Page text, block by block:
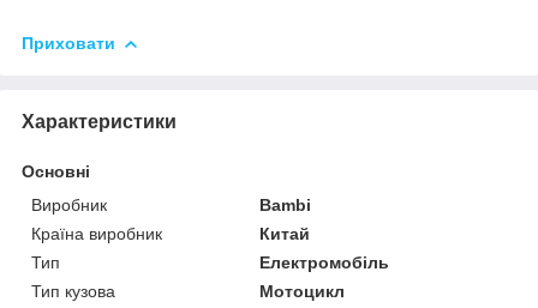
Приховати
Характеристики
Основні
Виробник
Bambi
Країна виробник
Китай
Тип
Електромобіль
Тип кузова
Мотоцикл